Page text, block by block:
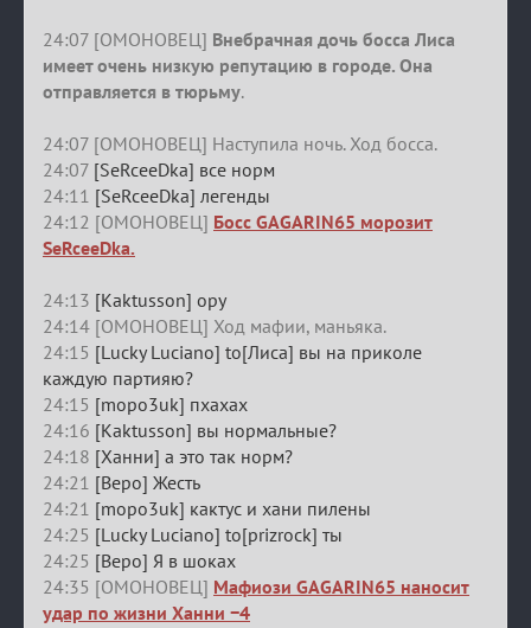
24:07 [ОМОНОВЕЦ] Внебрачная дочь босса Лиса
имеет очень низкую репутацию в городе. Она
отправляется в тюрьму.
24:07 [ОМОНОВЕЦ] Наступила ночь. Ход босса.
24:07 [SeRceeDka] все норм
24:11 [SeRceeDka] легенды
24:12 [ОМОНОВЕЦ] Босс GAGARIN65 морозит
SeRceeDka.
24:13 [Kaktusson] ору
24:14 [ОМОНОВЕЦ] Ход мафии, маньяка.
24:15 [Lucky Luciano] to[Лиса] вы на приколе
каждую партияю?
24:15 [mopo3uk] пхахах
24:16 [Kaktusson] вы нормальные?
24:18 [Ханни] а это так норм?
24:21 [Веро] Жесть
24:21 [mopo3uk] кактус и хани пилены
24:25 [Lucky Luciano] to[prizrock] ты
24:25 [Веро] Я в шоках
24:35 [ОМОНОВЕЦ] Мафиози GAGARIN65 наносит
удар по жизни Ханни −4